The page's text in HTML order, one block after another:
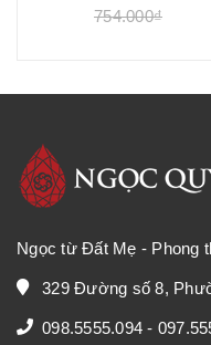
754.000₫
Ngọc từ Đất Mẹ - Phong
329 Đường số 8,
098.5555.094 -